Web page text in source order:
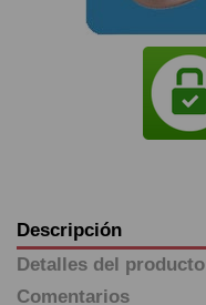
Descripción
Detalles del producto
Comentarios